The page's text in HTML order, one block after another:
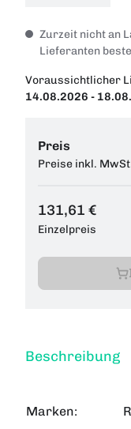
Zurzeit nicht an
Lieferanten
Voraussichtlicher
14.08.2026 -
Preis
Preise inkl.
131,61 €
Einzelpreis
Beschreibung
Marken: